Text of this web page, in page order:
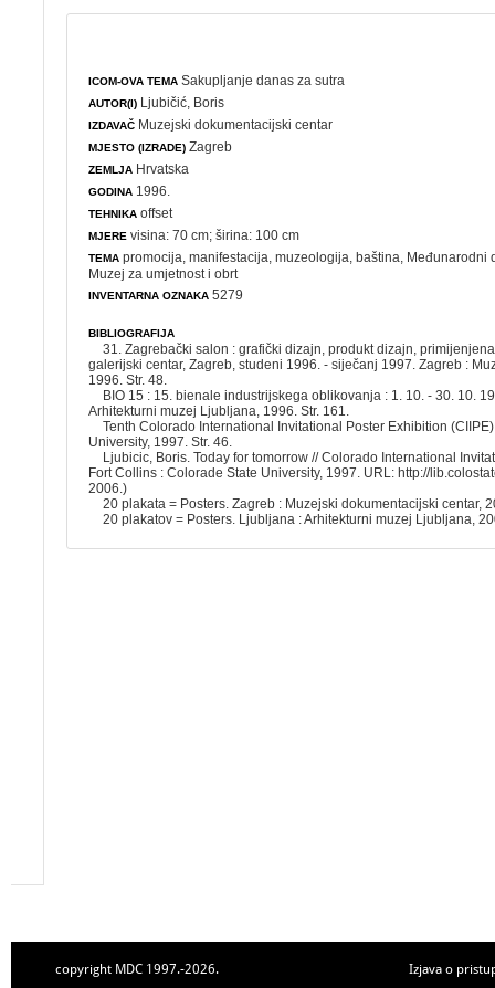
ICOM-OVA TEMA Sakupljanje danas za sutra
AUTOR(I) Ljubičić, Boris
IZDAVAČ Muzejski dokumentacijski centar
MJESTO (IZRADE) Zagreb
ZEMLJA Hrvatska
GODINA 1996.
TEHNIKA offset
MJERE visina: 70 cm; širina: 100 cm
TEMA promocija ,manifestacija ,muzeologija ,baština Međunarodni
Muzej za umjetnost i obrt
INVENTARNA OZNAKA 5279
BIBLIOGRAFIJA
31. Zagrebački salon : grafički dizajn, produkt dizajn,
galerijski centar, Zagreb, studeni 1996. - siječanj 1997. Zagreb :
1996. Str. 48.
BIO 15 : 15. bienale industrijskega oblikovanja : 1. 10. - 30. 10.
Arhitekturni muzej Ljubljana, 1996. Str. 161.
Tenth Colorado International Invitational Poster Exhibition
University, 1997. Str. 46.
Ljubicic, Boris. Today for tomorrow // Colorado International
Fort Collins : Colorade State University, 1997. URL: http://
2006.)
20 plakata = Posters. Zagreb : Muzejski dokumentacijski centar,
20 plakatov = Posters. Ljubljana : Arhitekturni muzej Ljubljana,
copyright MDC 1997.-2026. Izjava o